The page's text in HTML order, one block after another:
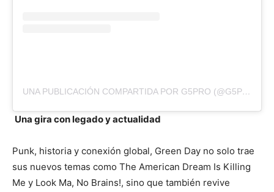
UNA PUBLICACIÓN COMPARTIDA POR G5PRO (@G5PRO)
Una gira con legado y actualidad
Punk, historia y conexión global, Green Day no solo trae
sus nuevos temas como The American Dream Is Killing
Me y Look Ma, No Brains!, sino que también revive